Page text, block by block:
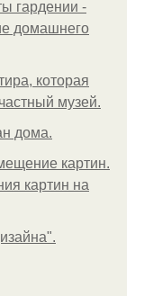
гардении -
домашнего
которая
музей.
дома.
картин.
картин на